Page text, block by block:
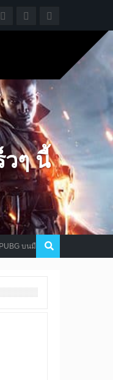
วๆ นี้
มือถือ 2 เกมใหม่จาก Tencent x